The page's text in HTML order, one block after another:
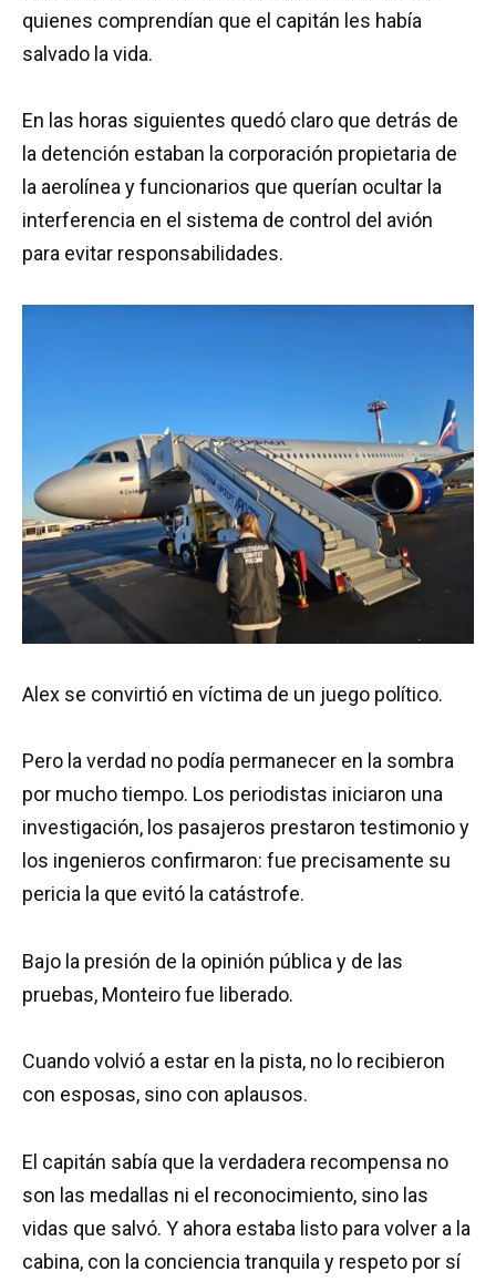
quienes comprendían que el capitán les había
salvado la vida.
En las horas siguientes quedó claro que detrás de
la detención estaban la corporación propietaria de
la aerolínea y funcionarios que querían ocultar la
interferencia en el sistema de control del avión
para evitar responsabilidades.
Alex se convirtió en víctima de un juego político.
Pero la verdad no podía permanecer en la sombra
por mucho tiempo. Los periodistas iniciaron una
investigación, los pasajeros prestaron testimonio y
los ingenieros confirmaron: fue precisamente su
pericia la que evitó la catástrofe.
Bajo la presión de la opinión pública y de las
pruebas, Monteiro fue liberado.
Cuando volvió a estar en la pista, no lo recibieron
con esposas, sino con aplausos.
El capitán sabía que la verdadera recompensa no
son las medallas ni el reconocimiento, sino las
vidas que salvó. Y ahora estaba listo para volver a la
cabina, con la conciencia tranquila y respeto por sí